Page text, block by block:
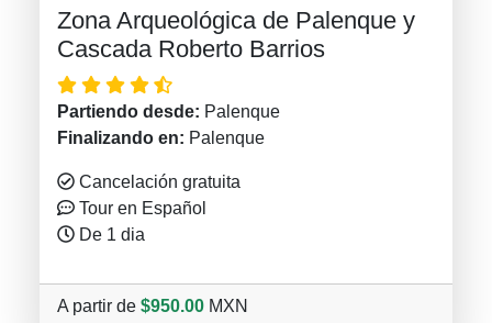
Zona Arqueológica de Palenque y
Cascada Roberto Barrios
Partiendo desde: Palenque
Finalizando en: Palenque
Cancelación gratuita
Tour en Español
De 1 dia
A partir de $950.00 MXN